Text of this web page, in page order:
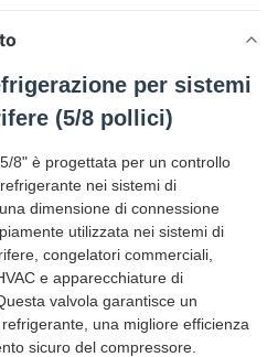
per sistemi
(5/8 pollici)
8" è progettata per un controllo
nei sistemi di
dimensione di connessione
utilizzata nei sistemi di
congelatori commerciali,
e apparecchiature di
valvola garantisce un
una migliore efficienza
sicuro del compressore.